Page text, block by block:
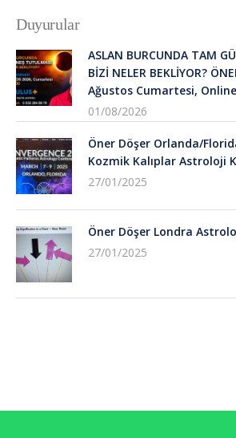
Duyurular
ASLAN BURCUNDA TAM
BİZİ NELER BEKLİYOR?
Ağustos Cumartesi,
01/08/2026
Öner Döşer Orlanda/
Kozmik Kalıplar Astroloji
27/01/2025
Öner Döşer Londra
27/01/2025